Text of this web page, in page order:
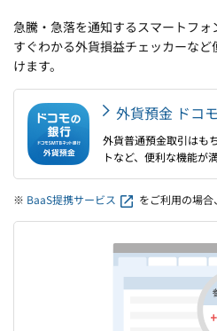
急騰・急落を通知するスマートフ
すぐわかる外貨損益チェッカーな
けます。
外貨預金 ドコ
外貨普通預金取引はも
トなど、便利な機能が
※ BaaS提携サービス をご利用の場合